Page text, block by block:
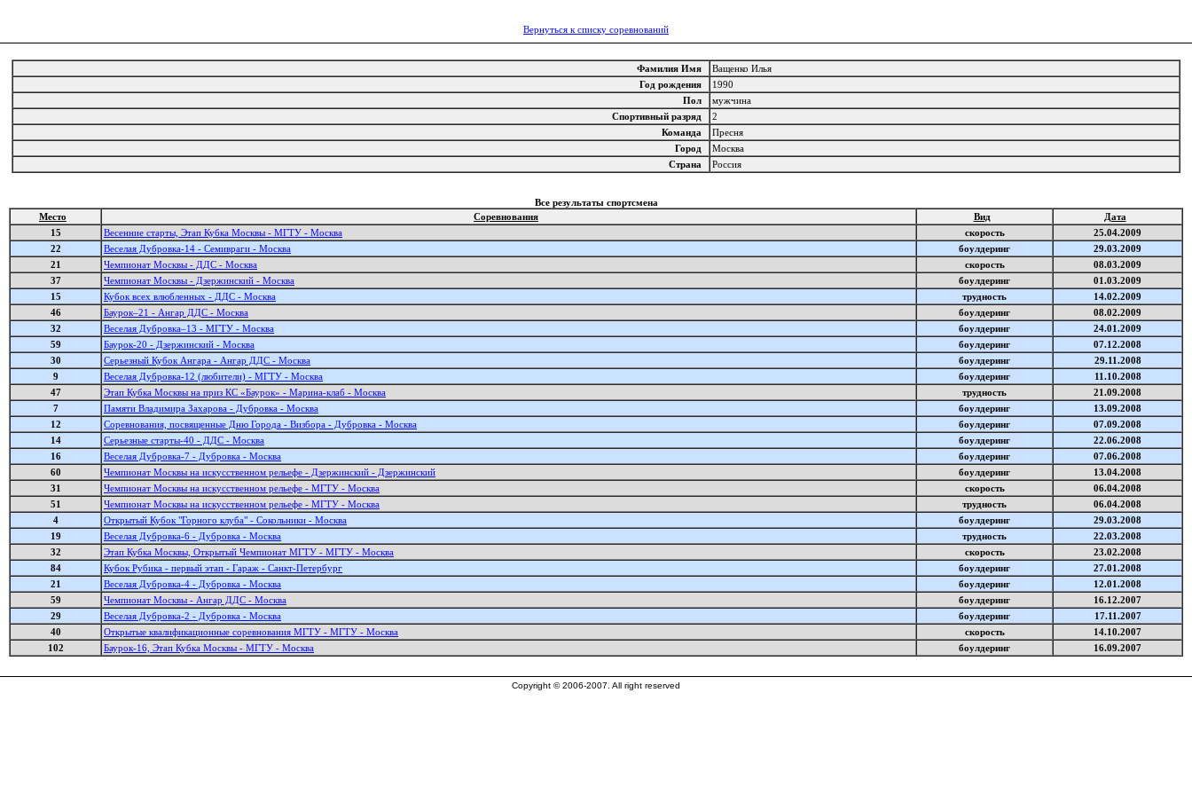
Вернуться к списку соревнований
Фамилия Имя
Ващенко Илья
Год рождения
1990
Пол
мужчина
Спортивный разряд
2
Команда
Пресня
Город
Москва
Страна
Россия
Все результаты спортсмена
Место
Соревнования Вид
Дата
15
Весенние старты, Этап Кубка Москвы - МГТУ - Москва скорость
25.04.2009
22
Веселая Дубровка-14 - Семивраги - Москва боулдеринг
29.03.2009
21
Чемпионат Москвы - ДДС - Москва скорость
08.03.2009
37
Чемпионат Москвы - Дзержинский - Москва боулдеринг
01.03.2009
15
Кубок всех влюбленных - ДДС - Москва трудность
14.02.2009
46
Баурок–21 - Ангар ДДС - Москва боулдеринг
08.02.2009
32
Веселая Дубровка–13 - МГТУ - Москва боулдеринг
24.01.2009
59
Баурок-20 - Дзержинский - Москва боулдеринг
07.12.2008
30
Серьезный Кубок Ангара - Ангар ДДС - Москва боулдеринг
29.11.2008
9
Веселая Дубровка-12 (любители) - МГТУ - Москва боулдеринг
11.10.2008
47
Этап Кубка Москвы на приз КС «Баурок» - Марина-клаб - Москва трудность
21.09.2008
7
Памяти Владимира Захарова - Дубровка - Москва боулдеринг
13.09.2008
12
Соревнования, посвященные Дню Города - Визбора - Дубровка - Москва боулдеринг
07.09.2008
14
Серьезные старты-40 - ДДС - Москва боулдеринг
22.06.2008
16
Веселая Дубровка-7 - Дубровка - Москва боулдеринг
07.06.2008
60
Чемпионат Москвы на искусственном рельефе - Дзержинский - Дзержинский боулдеринг
13.04.2008
31
Чемпионат Москвы на искусственном рельефе - МГТУ - Москва скорость
06.04.2008
51
Чемпионат Москвы на искусственном рельефе - МГТУ - Москва трудность
06.04.2008
4
Открытый Кубок "Горного клуба" - Сокольники - Москва боулдеринг
29.03.2008
19
Веселая Дубровка-6 - Дубровка - Москва трудность
22.03.2008
32
Этап Кубка Москвы, Открытый Чемпионат МГТУ - МГТУ - Москва скорость
23.02.2008
84
Кубок Рубика - первый этап - Гараж - Санкт-Петербург боулдеринг
27.01.2008
21
Веселая Дубровка-4 - Дубровка - Москва боулдеринг
12.01.2008
59
Чемпионат Москвы - Ангар ДДС - Москва боулдеринг
16.12.2007
29
Веселая Дубровка-2 - Дубровка - Москва боулдеринг
17.11.2007
40
Открытые квалификационные соревнования МГТУ - МГТУ - Москва скорость
14.10.2007
102
Баурок-16, Этап Кубка Москвы - МГТУ - Москва боулдеринг 16.09.2007
Copyright © 2006-2007. All right reserved